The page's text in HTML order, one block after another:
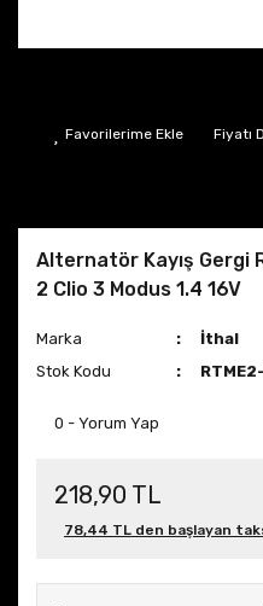
Fiyatı
Alternatör Kayış Gergi
2 Clio 3 Modus 1.4 16V
Marka
İthal
Stok Kodu
0 - Yorum Yap
218,90 TL
78,44 TL den başlayan